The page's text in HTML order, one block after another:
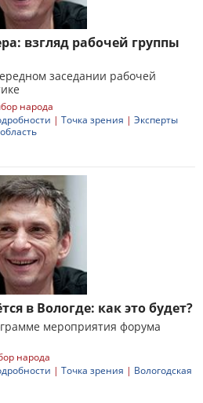
взгляд рабочей группы
заседании рабочей
народа
| Точка зрения | Эксперты
в Вологде: как это будет?
мероприятия форума
народа
| Точка зрения | Вологодская